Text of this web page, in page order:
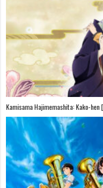
Kamisama Hajimemashita: Kako-